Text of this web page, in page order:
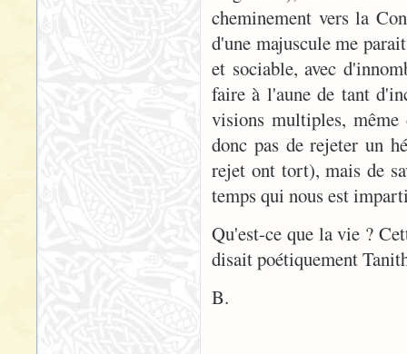
cheminement vers la
d'une majuscule me
et sociable, avec
faire à l'aune de tant
visions multiples,
donc pas de rejeter un
rejet ont tort), mais de
temps qui nous est
Qu'est-ce que la vie ?
disait poétiquement
B.